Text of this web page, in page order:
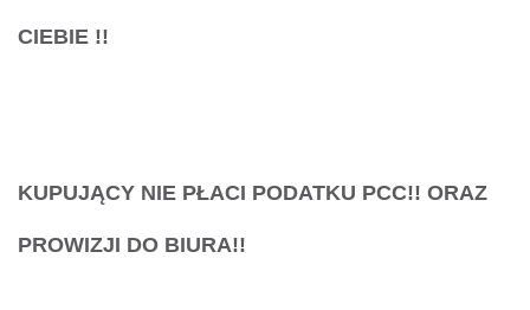
CIEBIE !!
KUPUJĄCY NIE PŁACI PODATKU PCC!! ORAZ
PROWIZJI DO BIURA!!